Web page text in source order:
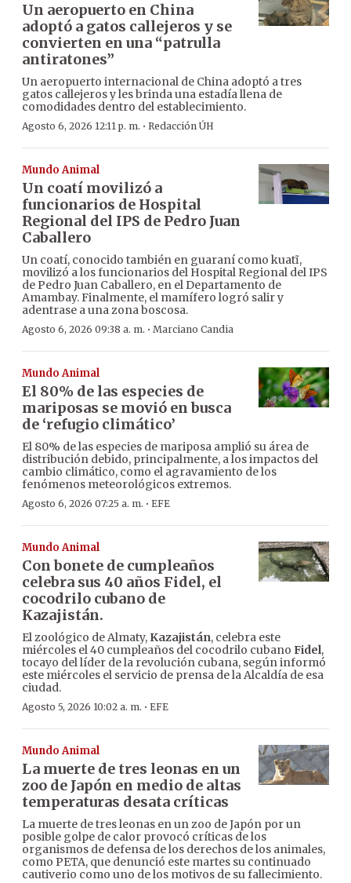
Un aeropuerto en China
adoptó a gatos callejeros y se
convierten en una “patrulla
antiratones”
Un aeropuerto internacional de China adoptó a tres
gatos callejeros y les brinda una estadía llena de
comodidades dentro del establecimiento.
Agosto 6, 2026 12:11 p. m. · Redacción ÚH
Mundo Animal
Un coatí movilizó a
funcionarios de Hospital
Regional del IPS de Pedro Juan
Caballero
Un coatí, conocido también en guaraní como kuatĩ,
movilizó a los funcionarios del Hospital Regional del IPS
de Pedro Juan Caballero, en el Departamento de
Amambay. Finalmente, el mamífero logró salir y
adentrase a una zona boscosa.
Agosto 6, 2026 09:38 a. m. · Marciano Candia
Mundo Animal
El 80% de las especies de
mariposas se movió en busca
de ‘refugio climático’
El 80% de las especies de mariposa amplió su área de
distribución debido, principalmente, a los impactos del
cambio climático, como el agravamiento de los
fenómenos meteorológicos extremos.
Agosto 6, 2026 07:25 a. m. · EFE
Mundo Animal
Con bonete de cumpleaños
celebra sus 40 años Fidel, el
cocodrilo cubano de
Kazajistán.
El zoológico de Almaty, Kazajistán, celebra este
miércoles el 40 cumpleaños del cocodrilo cubano Fidel,
tocayo del líder de la revolución cubana, según informó
este miércoles el servicio de prensa de la Alcaldía de esa
ciudad.
Agosto 5, 2026 10:02 a. m. · EFE
Mundo Animal
La muerte de tres leonas en un
zoo de Japón en medio de altas
temperaturas desata críticas
La muerte de tres leonas en un zoo de Japón por un
posible golpe de calor provocó críticas de los
organismos de defensa de los derechos de los animales,
como PETA, que denunció este martes su continuado
cautiverio como uno de los motivos de su fallecimiento.